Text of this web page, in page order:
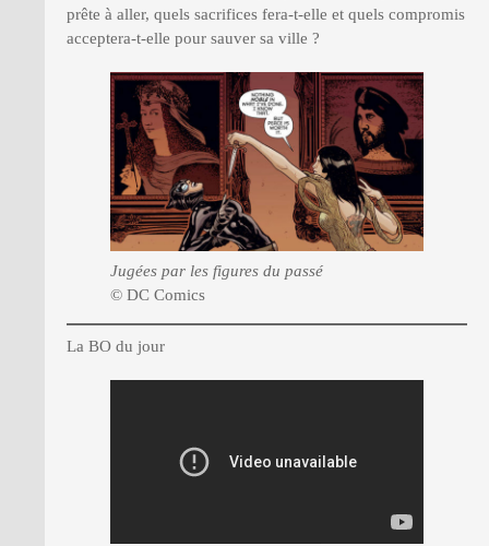
prête à aller, quels sacrifices fera-t-elle et quels compromis
acceptera-t-elle pour sauver sa ville ?
Jugées par les figures du passé
© DC Comics
La BO du jour